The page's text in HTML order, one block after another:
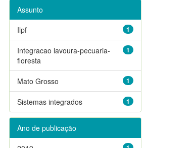
Assunto
1
Ilpf
1
Integracao lavoura-pecuaria-
floresta
1
Mato Grosso
1
Sistemas integrados
Ano de publicação